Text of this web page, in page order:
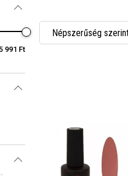
991 Ft
Népszerűség